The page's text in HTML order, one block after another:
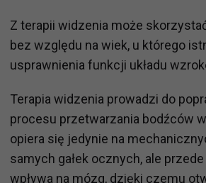
Z terapii widzenia może
bez względu na wiek, u którego
usprawnienia funkcji układu
Terapia widzenia prowadzi do
procesu przetwarzania bodźców
opiera się jedynie na
samych gałek ocznych, ale
wpływa na mózg, dzięki czemu